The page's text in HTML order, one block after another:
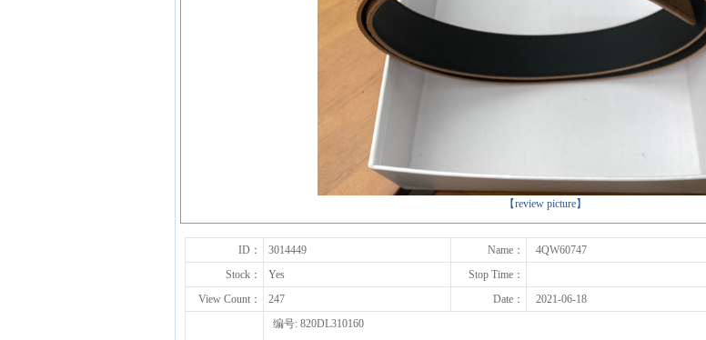
【review picture】
ID： 3014449 Name：
4QW60747
Stock：
Yes
Stop Time：
View Count：
247 Date：
2021-06-18
编号: 820DL310160